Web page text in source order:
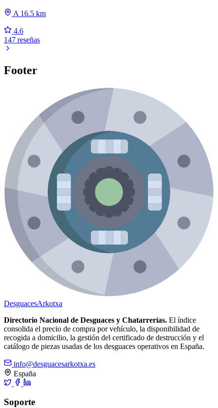
A 16.5 km
4.6
147 reseñas
Footer
DesguacesArkotxa
Directorio Nacional de Desguaces y Chatarrerías. El índice
consolida el precio de compra por vehículo, la disponibilidad de
recogida a domicilio, la gestión del certificado de destrucción y el
catálogo de piezas usadas de los desguaces operativos en España.
info@desguacesarkotxa.es
España
Soporte